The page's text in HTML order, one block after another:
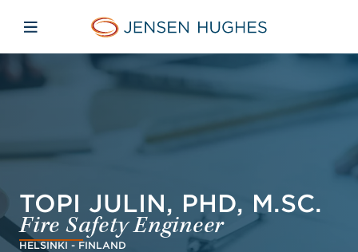
Jensen Hughes Finnish
Avaa mobiilinavigaatio
TOPI JULIN, PHD, M.SC.
Fire Safety Engineer
HELSINKI - FINLAND